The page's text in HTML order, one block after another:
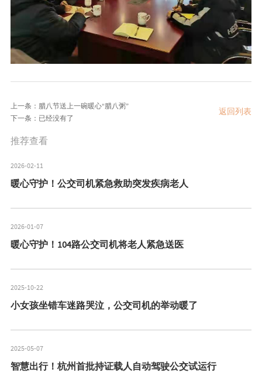
上一条：腊八节送上一碗暖心“腊八粥”
下一条：已经没有了
返回列表
推荐查看
2026-02-11
暖心守护！公交司机紧急救助突发疾病老人
2026-01-07
暖心守护！104路公交司机将老人紧急送医
2025-10-22
小女孩坐错车迷路哭泣，公交司机的举动暖了
2025-05-07
智慧出行！杭州首批持证载人自动驾驶公交试运行